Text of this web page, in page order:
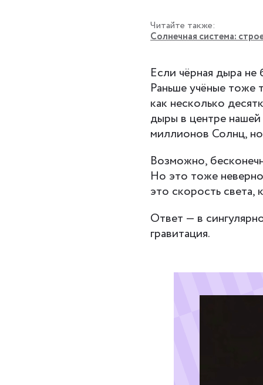
Читайте также:
Солнечная система:
Если чёрная дыра не
Раньше учёные тоже
как несколько
дыры в центре
миллионов Солнц,
Возможно,
Но это тоже
это скорость света,
Ответ — в
гравитация.